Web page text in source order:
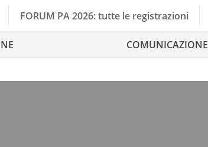
FORUM PA 2026: tutte le registrazioni
COMUNICAZIONE